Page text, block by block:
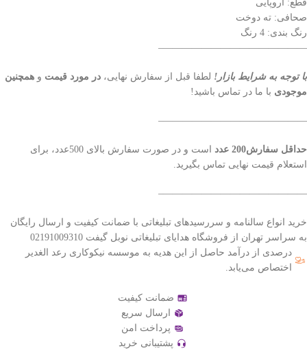
قطع: اروپایی
صحافی: ته دوخت
رنگ بندی: 4 رنگ
———————————————–
با توجه به شرایط بازار! لطفا قبل از سفارش نهایی، در مورد قیمت و همچنین
موجودی با ما در تماس باشید!
———————————————–
حداقل سفارش200 عدد
است و در صورت سفارش بالای 500عدد، برای
استعلام قیمت نهایی تماس بگیرید.
———————————————–
خرید انواع سالنامه و سررسیدهای تبلیغاتی با ضمانت کیفیت و ارسال رایگان
به سراسر تهران از فروشگاه هدایای تبلیغاتی نوبل گیفت 02191009310
درصدی از درآمد حاصل از این هدیه به موسسه نیکوکاری رعد الغدیر
اختصاص می‌یابد.
ضمانت کیفیت
ارسال سریع
پرداخت امن
پشتیبانی خرید